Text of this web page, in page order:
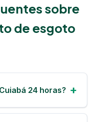
sobre
de esgoto
24 horas?